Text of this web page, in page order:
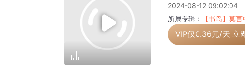
2024-08-12 09:02:04
所属专辑：
【书岛】莫
VIP仅0.36元/天 立